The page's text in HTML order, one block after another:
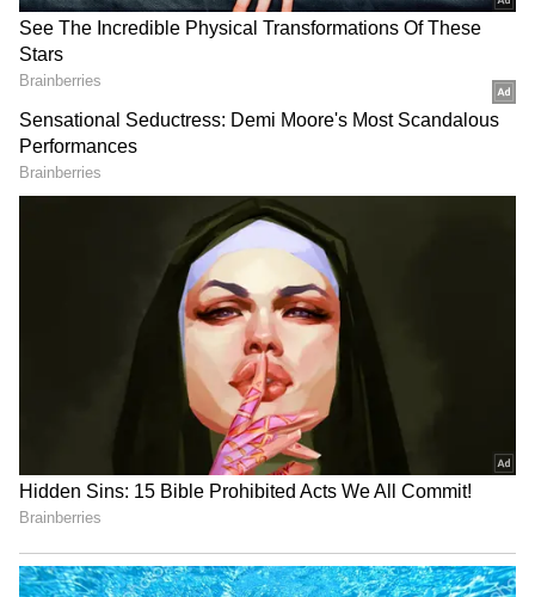
యూజ‌ర్ల‌కు పండ‌గే.. రూ. 550కే 15
ఓటీటీ యాప్‌లు
సంపాదిస్తున్నారో తెలిస్తే
మతిపోవాల్సిందే..!
LATEST VIDEOS
చీరను నేసిన సీఎం చంద్రబాబు | CM
Chandrababu Chirala tour | Asianet
Telugu
బంగాళాఖాతంలో అల్పపీడనం...ఇక ఏపీలో
దంచుడే | Asianet News Telugu